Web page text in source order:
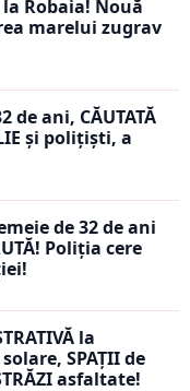
Robaia! Nouă
marelui zugrav
de ani, CĂUTATĂ
și polițiști, a
de 32 de ani
Poliția cere
la
SPAȚII de
asfaltate!